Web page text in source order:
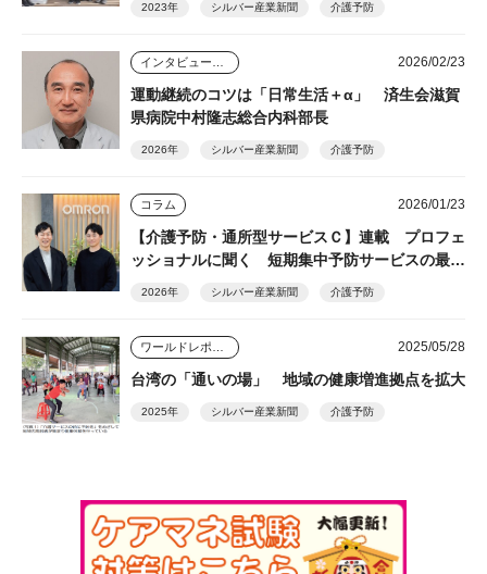
2023年 シルバー産業新聞 介護予防
2026/02/23
運動継続のコツは「日常生活＋α」 済生会滋賀
県病院中村隆志総合内科部長
2026年 シルバー産業新聞 介護予防
コラム 2026/01/23
【介護予防・通所型サービスＣ】連載 プロフェ
ッショナルに聞く 短期集中予防サービスの最前
2026年 シルバー産業新聞 介護予防
2025/05/28
台湾の「通いの場」 地域の健康増進拠点を拡大
2025年 シルバー産業新聞 介護予防